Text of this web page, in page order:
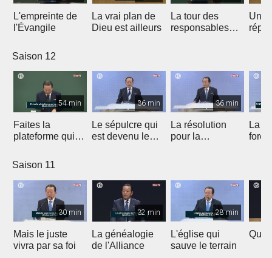
L'empreinte de
l'Évangile
La vrai plan de
Dieu est ailleurs
La tour des
responsables
Une
Saison 12
54 min
Faites la
plateforme qui
36 min
Le sépulcre qui
est devenu le
36 min
La résolution
pour la
La
Saison 11
30 min
Mais le juste
vivra par sa foi
32 min
La généalogie
de l'Alliance
28 min
L'église qui
sauve le terrain
Qui